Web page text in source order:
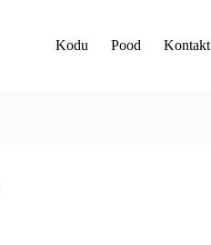
Kodu Pood Kontakt